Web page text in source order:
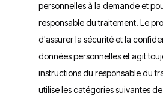
personnelles à la demande et
responsable du traitement. Le
d'assurer la sécurité et la
données personnelles et agit
instructions du responsable du
utilise les catégories suivantes